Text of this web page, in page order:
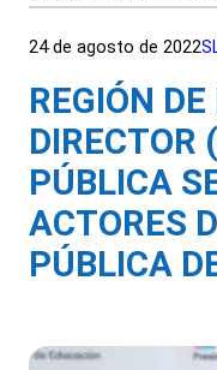
24 de agosto de 2022
REGIÓN
DIRECTOR
PÚBLICA
ACTORES
PÚBLICA